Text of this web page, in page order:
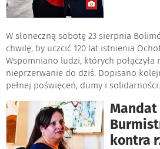
W słoneczną sobotę 23 sierpnia
chwilę, by uczcić 120 lat istnienia
Wspomniano ludzi, których połączyła
nieprzerwanie do dziś. Dopisano
pełnej poświęceń, dumy i solidarności.
Mandat
kontra